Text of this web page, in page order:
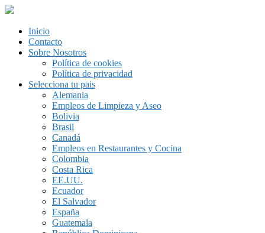
Inicio
Contacto
Sobre Nosotros
Política de cookies
Política de privacidad
Selecciona tu pais
Alemania
Empleos de Limpieza y Aseo
Bolivia
Brasil
Canadá
Empleos en Restaurantes y Cocina
Colombia
Costa Rica
EE.UU.
Ecuador
El Salvador
España
Guatemala